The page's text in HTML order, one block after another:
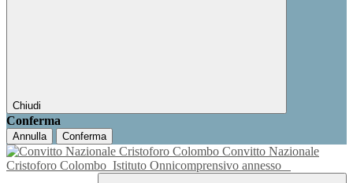
Chiudi
Conferma
Annulla Conferma
Convitto Nazionale
Cristoforo Colombo Istituto Onnicomprensivo annesso